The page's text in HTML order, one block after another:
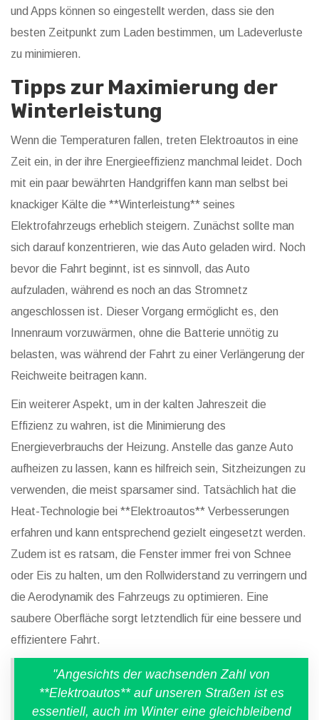
und Apps können so eingestellt werden, dass sie den
besten Zeitpunkt zum Laden bestimmen, um Ladeverluste
zu minimieren.
Tipps zur Maximierung der
Winterleistung
Wenn die Temperaturen fallen, treten Elektroautos in eine
Zeit ein, in der ihre Energieeffizienz manchmal leidet. Doch
mit ein paar bewährten Handgriffen kann man selbst bei
knackiger Kälte die **Winterleistung** seines
Elektrofahrzeugs erheblich steigern. Zunächst sollte man
sich darauf konzentrieren, wie das Auto geladen wird. Noch
bevor die Fahrt beginnt, ist es sinnvoll, das Auto
aufzuladen, während es noch an das Stromnetz
angeschlossen ist. Dieser Vorgang ermöglicht es, den
Innenraum vorzuwärmen, ohne die Batterie unnötig zu
belasten, was während der Fahrt zu einer Verlängerung der
Reichweite beitragen kann.
Ein weiterer Aspekt, um in der kalten Jahreszeit die
Effizienz zu wahren, ist die Minimierung des
Energieverbrauchs der Heizung. Anstelle das ganze Auto
aufheizen zu lassen, kann es hilfreich sein, Sitzheizungen zu
verwenden, die meist sparsamer sind. Tatsächlich hat die
Heat-Technologie bei **Elektroautos** Verbesserungen
erfahren und kann entsprechend gezielt eingesetzt werden.
Zudem ist es ratsam, die Fenster immer frei von Schnee
oder Eis zu halten, um den Rollwiderstand zu verringern und
die Aerodynamik des Fahrzeugs zu optimieren. Eine
saubere Oberfläche sorgt letztendlich für eine bessere und
effizientere Fahrt.
"Angesichts der wachsenden Zahl von
**Elektroautos** auf unseren Straßen ist es
essentiell, auch im Winter eine gleichbleibend